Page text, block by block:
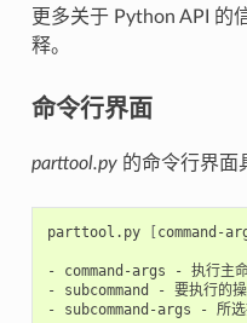
更多关于 Python API 的
释。
命令行界面
parttool.py的命令行界面
parttool.py command-
- command-args - 执行主
- subcommand - 要执行的